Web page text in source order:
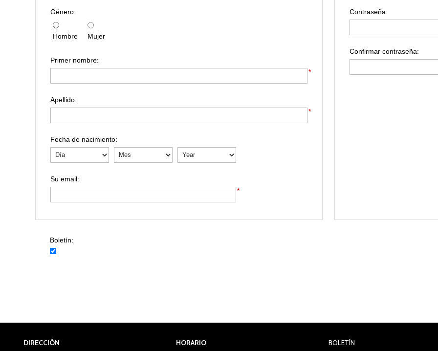
Género:
Hombre Mujer
Primer nombre:
*
Apellido:
*
Fecha de nacimiento:
*
Boletín:
Contraseña:
Confirmar contraseña:
DIRECCIÓN
HORARIO
BOLETÍN